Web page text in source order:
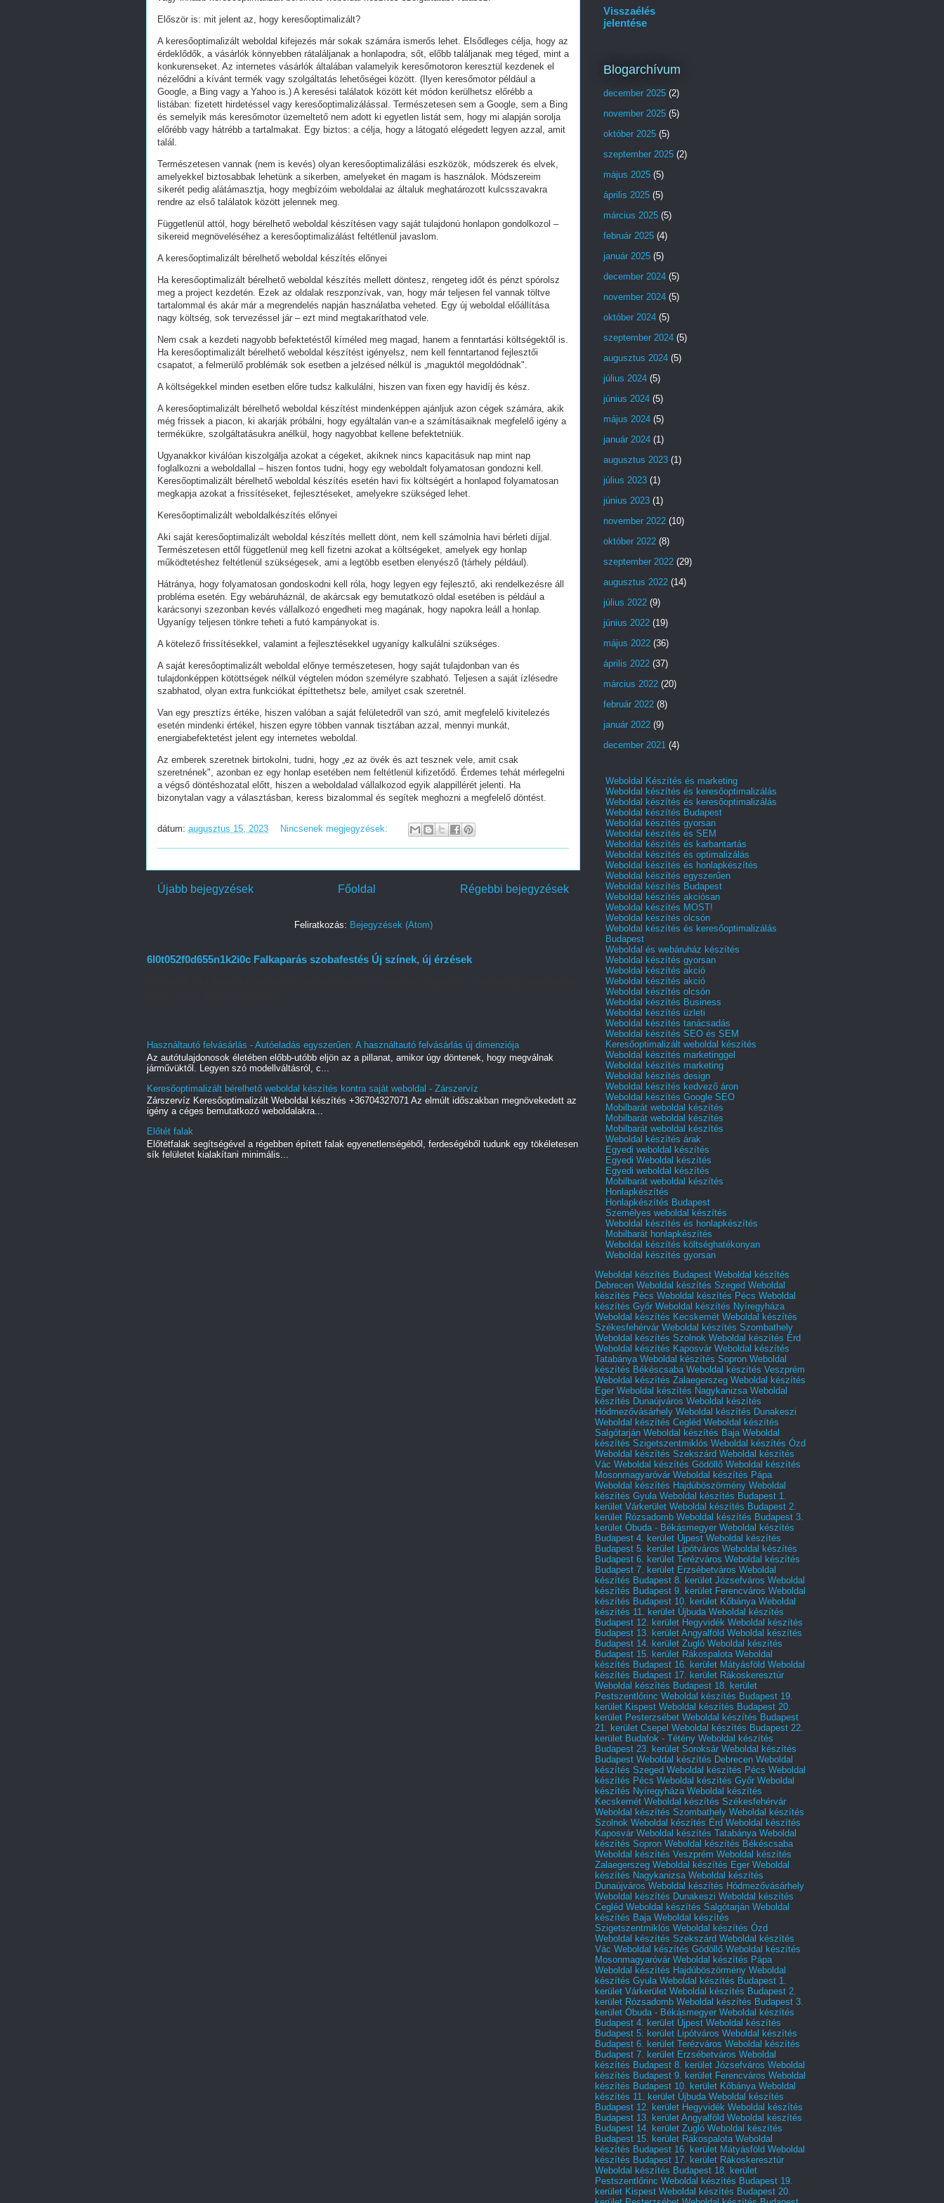
Először is: mit jelent az, hogy keresőoptimalizált?
A keresőoptimalizált weboldal kifejezés már sokak számára ismerős lehet. Elsődleges célja, hogy az
érdeklődők, a vásárlók könnyebben rátaláljanak a honlapodra, sőt, előbb találjanak meg téged, mint a
konkurenseket. Az internetes vásárlók általában valamelyik keresőmotoron keresztül kezdenek el
nézelődni a kívánt termék vagy szolgáltatás lehetőségei között. (Ilyen keresőmotor például a
Google, a Bing vagy a Yahoo is.) A keresési találatok között két módon kerülhetsz előrébb a
listában: fizetett hirdetéssel vagy keresőoptimalizálással. Természetesen sem a Google, sem a Bing
és semelyik más keresőmotor üzemeltető nem adott ki egyetlen listát sem, hogy mi alapján sorolja
előrébb vagy hátrébb a tartalmakat. Egy biztos: a célja, hogy a látogató elégedett legyen azzal, amit
talál.
Természetesen vannak (nem is kevés) olyan keresőoptimalizálási eszközök, módszerek és elvek,
amelyekkel biztosabbak lehetünk a sikerben, amelyeket én magam is használok. Módszereim
sikerét pedig alátámasztja, hogy megbízóim weboldalai az általuk meghatározott kulcsszavakra
rendre az első találatok között jelennek meg.
Függetlenül attól, hogy bérelhető weboldal készítésen vagy saját tulajdonú honlapon gondolkozol –
sikereid megnöveléséhez a keresőoptimalizálást feltétlenül javaslom.
A keresőoptimalizált bérelhető weboldal készítés előnyei
Ha keresőoptimalizált bérelhető weboldal készítés mellett döntesz, rengeteg időt és pénzt spórolsz
meg a project kezdetén. Ezek az oldalak reszponzívak, van, hogy már teljesen fel vannak töltve
tartalommal és akár már a megrendelés napján használatba veheted. Egy új weboldal előállítása
nagy költség, sok tervezéssel jár – ezt mind megtakaríthatod vele.
Nem csak a kezdeti nagyobb befektetéstől kíméled meg magad, hanem a fenntartási költségektől is.
Ha keresőoptimalizált bérelhető weboldal készítést igényelsz, nem kell fenntartanod fejlesztői
csapatot, a felmerülő problémák sok esetben a jelzésed nélkül is „maguktól megoldódnak".
A költségekkel minden esetben előre tudsz kalkulálni, hiszen van fixen egy havidíj és kész.
A keresőoptimalizált bérelhető weboldal készítést mindenképpen ajánljuk azon cégek számára, akik
még frissek a piacon, ki akarják próbálni, hogy egyáltalán van-e a számításaiknak megfelelő igény a
termékükre, szolgáltatásukra anélkül, hogy nagyobbat kellene befektetniük.
Ugyanakkor kiválóan kiszolgálja azokat a cégeket, akiknek nincs kapacitásuk nap mint nap
foglalkozni a weboldallal – hiszen fontos tudni, hogy egy weboldalt folyamatosan gondozni kell.
Keresőoptimalizált bérelhető weboldal készítés esetén havi fix költségért a honlapod folyamatosan
megkapja azokat a frissítéseket, fejlesztéseket, amelyekre szükséged lehet.
Keresőoptimalizált weboldalkészítés előnyei
Aki saját keresőoptimalizált weboldal készítés mellett dönt, nem kell számolnia havi bérleti díjjal.
Természetesen ettől függetlenül meg kell fizetni azokat a költségeket, amelyek egy honlap
működtetéshez feltétlenül szükségesek, ami a legtöbb esetben elenyésző (tárhely például).
Hátránya, hogy folyamatosan gondoskodni kell róla, hogy legyen egy fejlesztő, aki rendelkezésre áll
probléma esetén. Egy webáruháznál, de akárcsak egy bemutatkozó oldal esetében is például a
karácsonyi szezonban kevés vállalkozó engedheti meg magának, hogy napokra leáll a honlap.
Ugyanígy teljesen tönkre teheti a futó kampányokat is.
A kötelező frissítésekkel, valamint a fejlesztésekkel ugyanígy kalkulálni szükséges.
A saját keresőoptimalizált weboldal előnye természetesen, hogy saját tulajdonban van és
tulajdonképpen kötöttségek nélkül végtelen módon személyre szabható. Teljesen a saját ízlésedre
szabhatod, olyan extra funkciókat építtethetsz bele, amilyet csak szeretnél.
Van egy presztízs értéke, hiszen valóban a saját felületedről van szó, amit megfelelő kivitelezés
esetén mindenki értékel, hiszen egyre többen vannak tisztában azzal, mennyi munkát,
energiabefektetést jelent egy internetes weboldal.
Az emberek szeretnek birtokolni, tudni, hogy „ez az övék és azt tesznek vele, amit csak
szeretnének", azonban ez egy honlap esetében nem feltétlenül kifizetődő. Érdemes tehát mérlegelni
a végső döntéshozatal előtt, hiszen a weboldalad vállalkozod egyik alappillérét jelenti. Ha
bizonytalan vagy a választásban, keress bizalommal és segítek meghozni a megfelelő döntést.
dátum: augusztus 15, 2023 Nincsenek megjegyzések:
Újabb bejegyzések Régebbi bejegyzések
Főoldal
Feliratkozás: Bejegyzések (Atom)
6l0t052f0d655n1k2i0c Falkaparás szobafestés Új színek, új érzések
Használtautó felvásárlás - Autóeladás egyszerűen: A használtautó felvásárlás új dimenziója
Az autótulajdonosok életében előbb-utóbb eljön az a pillanat, amikor úgy döntenek, hogy megválnak
járművüktől. Legyen szó modellváltásról, c...
Keresőoptimalizált bérelhető weboldal készítés kontra saját weboldal - Zárszervíz
Zárszervíz Keresőoptimalizált Weboldal készítés +36704327071 Az elmúlt időszakban megnövekedett az
igény a céges bemutatkozó weboldalakra...
Előtét falak
Előtétfalak segítségével a régebben épített falak egyenetlenségéből, ferdeségéből tudunk egy tökéletesen
sík felületet kialakítani minimális...
Visszaélés
jelentése
Blogarchívum
december 2025 (2)
november 2025 (5)
október 2025 (5)
szeptember 2025 (2)
május 2025 (5)
április 2025 (5)
március 2025 (5)
február 2025 (4)
január 2025 (5)
december 2024 (5)
november 2024 (5)
október 2024 (5)
szeptember 2024 (5)
augusztus 2024 (5)
július 2024 (5)
június 2024 (5)
május 2024 (5)
január 2024 (1)
augusztus 2023 (1)
július 2023 (1)
június 2023 (1)
november 2022 (10)
október 2022 (8)
szeptember 2022 (29)
augusztus 2022 (14)
július 2022 (9)
június 2022 (19)
május 2022 (36)
április 2022 (37)
március 2022 (20)
február 2022 (8)
január 2022 (9)
december 2021 (4)
Weboldal Készítés és marketing
Weboldal készítés és keresőoptimalizálás
Weboldal készítés és keresőoptimalizálás
Weboldal készítés Budapest
Weboldal készítés gyorsan
Weboldal készítés és SEM
Weboldal készítés és karbantartás
Weboldal készítés és optimalizálás
Weboldal készítés és honlapkészítés
Weboldal készítés egyszerűen
Weboldal készítés Budapest
Weboldal készítés akciósan
Weboldal készítés MOST!
Weboldal készítés olcsón
Weboldal készítés és keresőoptimalizálás
Budapest
Weboldal és webáruház készítés
Weboldal készítés gyorsan
Weboldal készítés akció
Weboldal készítés akció
Weboldal készítés olcsón
Weboldal készítés Business
Weboldal készítés üzleti
Weboldal készítés tanácsadás
Weboldal készítés SEO és SEM
Keresőoptimalizált weboldal készítés
Weboldal készítés marketinggel
Weboldal készítés marketing
Weboldal készítés design
Weboldal készítés kedvező áron
Weboldal készítés Google SEO
Mobilbarát weboldal készítés
Mobilbarát weboldal készítés
Mobilbarát weboldal készítés
Weboldal készítés árak
Egyedi weboldal készítés
Egyedi Weboldal készítés
Egyedi weboldal készítés
Mobilbarát weboldal készítés
Honlapkészítés
Honlapkészítés Budapest
Személyes weboldal készítés
Weboldal készítés és honlapkészítés
Mobilbarát honlapkészítés
Weboldal készítés költséghatékonyan
Weboldal készítés gyorsan
Weboldal készítés Budapest Weboldal készítés
Debrecen Weboldal készítés Szeged Weboldal
készítés Pécs Weboldal készítés Pécs Weboldal
készítés Győr Weboldal készítés Nyíregyháza
Weboldal készítés Kecskemét Weboldal készítés
Székesfehérvár Weboldal készítés Szombathely
Weboldal készítés Szolnok Weboldal készítés Érd
Weboldal készítés Kaposvár Weboldal készítés
Tatabánya Weboldal készítés Sopron Weboldal
készítés Békéscsaba Weboldal készítés Veszprém
Weboldal készítés Zalaegerszeg Weboldal készítés
Eger Weboldal készítés Nagykanizsa Weboldal
készítés Dunaújváros Weboldal készítés
Hódmezővásárhely Weboldal készítés Dunakeszi
Weboldal készítés Cegléd Weboldal készítés
Salgótarján Weboldal készítés Baja Weboldal
készítés Szigetszentmiklós Weboldal készítés Ózd
Weboldal készítés Szekszárd Weboldal készítés
Vác Weboldal készítés Gödöllő Weboldal készítés
Mosonmagyaróvár Weboldal készítés Pápa
Weboldal készítés Hajdúböszörmény Weboldal
készítés Gyula Weboldal készítés Budapest 1.
kerület Várkerület Weboldal készítés Budapest 2.
kerület Rózsadomb Weboldal készítés Budapest 3.
kerület Óbuda - Békásmegyer Weboldal készítés
Budapest 4. kerület Újpest Weboldal készítés
Budapest 5. kerület Lipótváros Weboldal készítés
Budapest 6. kerület Terézváros Weboldal készítés
Budapest 7. kerület Erzsébetváros Weboldal
készítés Budapest 8. kerület Józsefváros Weboldal
készítés Budapest 9. kerület Ferencváros Weboldal
készítés Budapest 10. kerület Kőbánya Weboldal
készítés 11. kerület Újbuda Weboldal készítés
Budapest 12. kerület Hegyvidék Weboldal készítés
Budapest 13. kerület Angyalföld Weboldal készítés
Budapest 14. kerület Zugló Weboldal készítés
Budapest 15. kerület Rákospalota Weboldal
készítés Budapest 16. kerület Mátyásföld Weboldal
készítés Budapest 17. kerület Rákoskeresztúr
Weboldal készítés Budapest 18. kerület
Pestszentlőrinc Weboldal készítés Budapest 19.
kerület Kispest Weboldal készítés Budapest 20.
kerület Pesterzsébet Weboldal készítés Budapest
21. kerület Csepel Weboldal készítés Budapest 22.
kerület Budafok - Tétény Weboldal készítés
Budapest 23. kerület Soroksár Weboldal készítés
Budapest Weboldal készítés Debrecen Weboldal
készítés Szeged Weboldal készítés Pécs Weboldal
készítés Pécs Weboldal készítés Győr Weboldal
készítés Nyíregyháza Weboldal készítés
Kecskemét Weboldal készítés Székesfehérvár
Weboldal készítés Szombathely Weboldal készítés
Szolnok Weboldal készítés Érd Weboldal készítés
Kaposvár Weboldal készítés Tatabánya Weboldal
készítés Sopron Weboldal készítés Békéscsaba
Weboldal készítés Veszprém Weboldal készítés
Zalaegerszeg Weboldal készítés Eger Weboldal
készítés Nagykanizsa Weboldal készítés
Dunaújváros Weboldal készítés Hódmezővásárhely
Weboldal készítés Dunakeszi Weboldal készítés
Cegléd Weboldal készítés Salgótarján Weboldal
készítés Baja Weboldal készítés
Szigetszentmiklós Weboldal készítés Ózd
Weboldal készítés Szekszárd Weboldal készítés
Vác Weboldal készítés Gödöllő Weboldal készítés
Mosonmagyaróvár Weboldal készítés Pápa
Weboldal készítés Hajdúböszörmény Weboldal
készítés Gyula Weboldal készítés Budapest 1.
kerület Várkerület Weboldal készítés Budapest 2.
kerület Rózsadomb Weboldal készítés Budapest 3.
kerület Óbuda - Békásmegyer Weboldal készítés
Budapest 4. kerület Újpest Weboldal készítés
Budapest 5. kerület Lipótváros Weboldal készítés
Budapest 6. kerület Terézváros Weboldal készítés
Budapest 7. kerület Erzsébetváros Weboldal
készítés Budapest 8. kerület Józsefváros Weboldal
készítés Budapest 9. kerület Ferencváros Weboldal
készítés Budapest 10. kerület Kőbánya Weboldal
készítés 11. kerület Újbuda Weboldal készítés
Budapest 12. kerület Hegyvidék Weboldal készítés
Budapest 13. kerület Angyalföld Weboldal készítés
Budapest 14. kerület Zugló Weboldal készítés
Budapest 15. kerület Rákospalota Weboldal
készítés Budapest 16. kerület Mátyásföld Weboldal
készítés Budapest 17. kerület Rákoskeresztúr
Weboldal készítés Budapest 18. kerület
Pestszentlőrinc Weboldal készítés Budapest 19.
kerület Kispest Weboldal készítés Budapest 20.